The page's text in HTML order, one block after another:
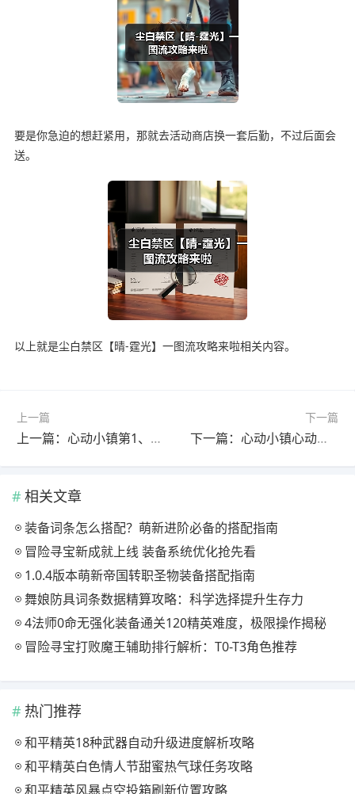
要是你急迫的想赶紧用，那就去活动商店换一套后勤，不过后面会
送。
以上就是尘白禁区【晴-霆光】一图流攻略来啦相关内容。
上一篇
上一篇：心动小镇第1、2、3、4天中秋玉兔花灯，家具泡泡位置
下一篇
下一篇：心动小镇心动小镇本周15个粉色泡泡
相关文章
装备词条怎么搭配？萌新进阶必备的搭配指南
冒险寻宝新成就上线 装备系统优化抢先看
1.0.4版本萌新帝国转职圣物装备搭配指南
舞娘防具词条数据精算攻略：科学选择提升生存力
4法师0命无强化装备通关120精英难度，极限操作揭秘
冒险寻宝打败魔王辅助排行解析：T0-T3角色推荐
热门推荐
和平精英18种武器自动升级进度解析攻略
和平精英白色情人节甜蜜热气球任务攻略
和平精英风暴点空投箱刷新位置攻略